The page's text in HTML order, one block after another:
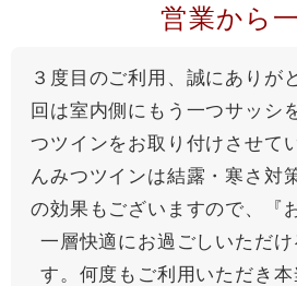
営業から
３度目のご利用、誠にありが
回は室内側にもう一つサッシ
つツインをお取り付けさせて
んみつツインは結露・寒さ対
の効果もございますので、『
一層快適にお過ごしいただけ
す。何度もご利用いただき本